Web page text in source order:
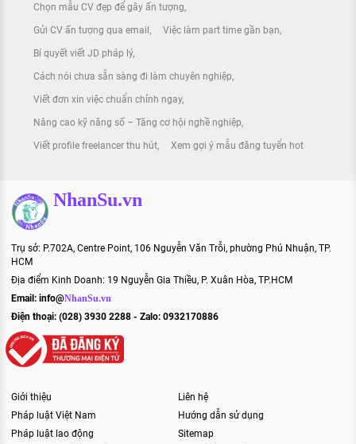
Chọn mẫu CV đẹp để gây ấn tượng
Gửi CV ấn tượng qua email Việc làm part time gần bạn
Bí quyết viết JD pháp lý
Cách nói chưa sẵn sàng đi làm chuyên nghiệp
Viết đơn xin việc chuẩn chỉnh ngay
Nâng cao kỹ năng số – Tăng cơ hội nghề nghiệp
Viết profile freelancer thu hút Xem gợi ý mẫu đăng tuyển hot
NhanSu.vn
Trụ sở: P.702A, Centre Point, 106 Nguyễn Văn Trỗi, phường Phú Nhuận, TP.
HCM
Địa điểm Kinh Doanh: 19 Nguyễn Gia Thiều, P. Xuân Hòa, TP.HCM
Email: info@NhanSu.vn
Điện thoại: (028) 3930 2288 - Zalo: 0932170886
Giới thiệu
Pháp luật Việt Nam
Pháp luật lao động
Liên hệ
Hướng dẫn sử dụng
Sitemap